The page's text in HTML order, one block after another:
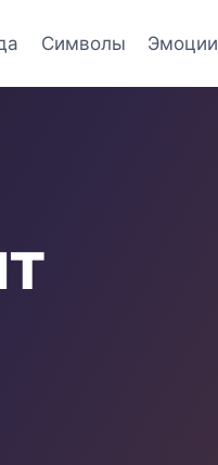
Символы Эмоции